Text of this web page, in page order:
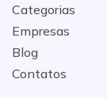
Categorias
Empresas
Blog
Contatos